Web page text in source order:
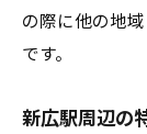
の際に他の地
です。
新広駅周辺の